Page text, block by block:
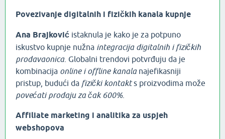
Povezivanje digitalnih i fizičkih kanala kupnje
Ana Brajković istaknula je kako je za potpuno
iskustvo kupnje nužna integracija digitalnih i fizičkih
prodavaonica. Globalni trendovi potvrđuju da je
kombinacija online i offline kanalanajefikasniji
pristup, budući da fizički kontakts proizvodima može
povećati prodaju za čak 600%.
Affiliate marketing i analitika za uspjeh
webshopova